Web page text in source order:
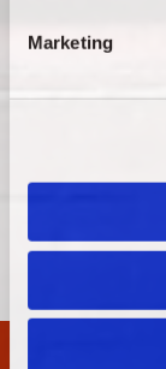
Marketing